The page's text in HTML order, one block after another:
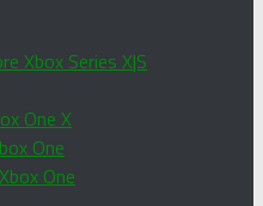
Xbox Series X|S
One X
One
One